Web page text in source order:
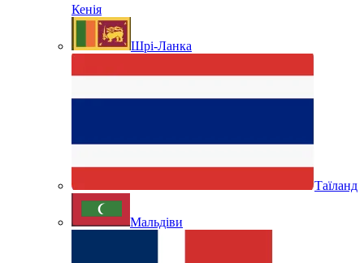
Кенія
Шрі-Ланка
Таїланд
Мальдіви